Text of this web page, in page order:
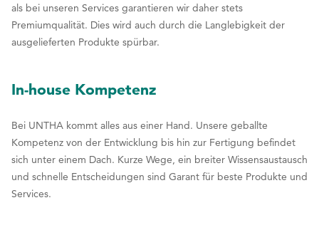
als bei unseren Services garantieren wir daher stets
Premiumqualität. Dies wird auch durch die Langlebigkeit der
ausgelieferten Produkte spürbar.
In-house Kompetenz
Bei UNTHA kommt alles aus einer Hand. Unsere geballte
Kompetenz von der Entwicklung bis hin zur Fertigung befindet
sich unter einem Dach. Kurze Wege, ein breiter Wissensaustausch
und schnelle Entscheidungen sind Garant für beste Produkte und
Services.